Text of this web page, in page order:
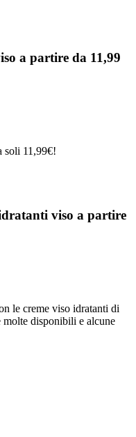
a partire da 11,99
soli 11,99€!
viso a partire
le creme viso idratanti di
disponibili e alcune